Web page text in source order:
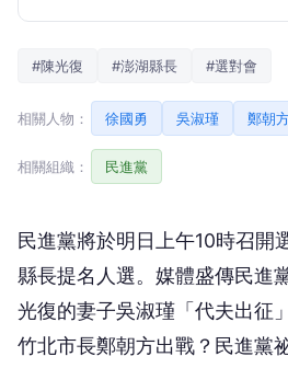
#陳光復 #澎湖縣長 #選對會
相關人物： 徐國勇 吳淑瑾 鄭朝
相關組織： 民進黨
民進黨將於明日上午10時召開
縣長提名人選。媒體盛傳民進
光復的妻子吳淑瑾「代夫出征
竹北市長鄭朝方出戰？民進黨